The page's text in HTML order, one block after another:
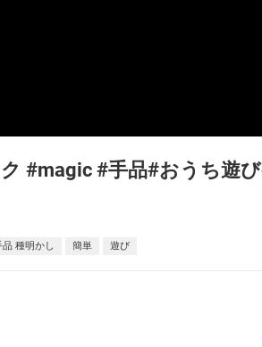
#magic #手品#おうち遊
品 種明かし 簡単 遊び